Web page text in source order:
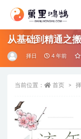
从基础到精通之
择日 4 年前
当前位置： 首页